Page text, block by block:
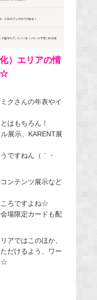
）エリアの情
☆
クさんの年表やイ
はもちろん！
展示、KARENT展
ですねん（｀・
ンテンツ展示など
ころですよね☆
場限定カードも配
アではこのほか、
だけるよう、ワー
☆